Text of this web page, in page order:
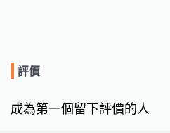
評價
成為第一個留下評價的人